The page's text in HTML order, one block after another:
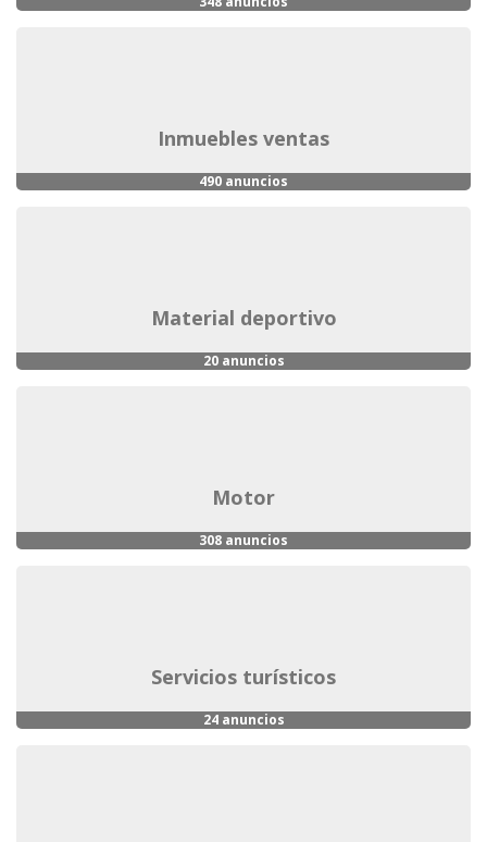
inmuebles ventas
490 anuncios
material deportivo
20 anuncios
motor
308 anuncios
servicios turísticos
24 anuncios